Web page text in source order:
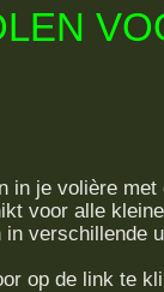
in je volière
voor alle
in verschillende
op de link te